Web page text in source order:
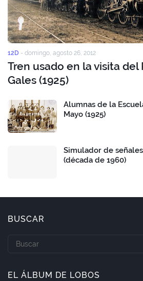
12D - domingo, agosto 26, 2012
Tren usado en la visita del
Gales (1925)
Alumnas de la
Mayo (1925)
Simulador de
(década de 1960)
BUSCAR
EL ÁLBUM DE LOBOS